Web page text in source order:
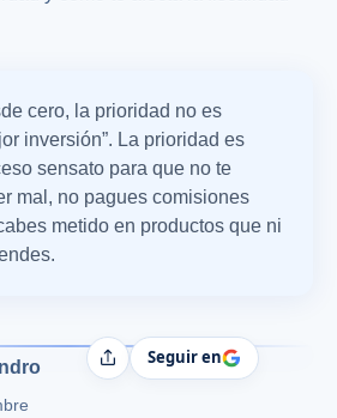
cero, la prioridad no es
inversión”. La prioridad es
sensato para que no te
mal, no pagues comisiones
metido en productos que ni
CompartirSeguir en